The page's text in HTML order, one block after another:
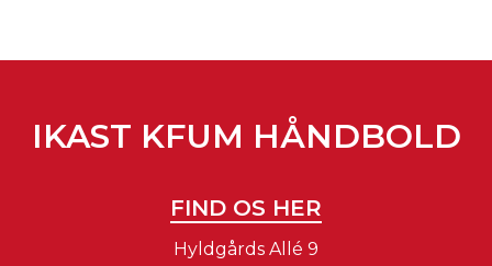
IKAST KFUM HÅNDBOLD
FIND OS HER
Hyldgårds Allé 9